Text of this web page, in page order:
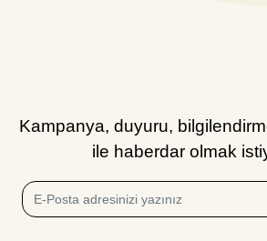
Kampanya, duyuru,
ile haberdar olmak